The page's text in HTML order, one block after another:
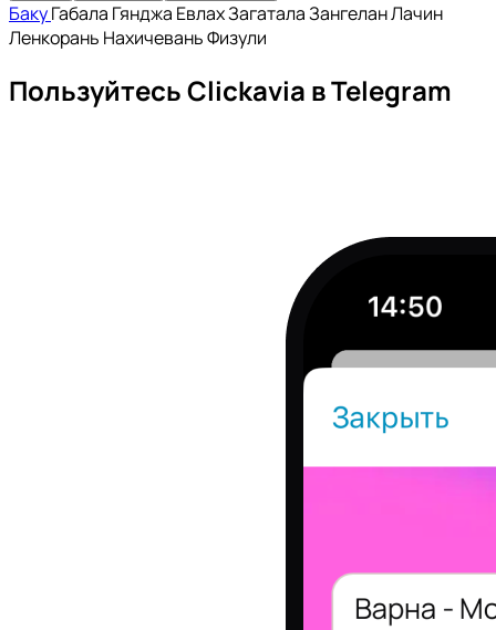
БакуГабала Гянджа ЕвлахЗагаталаЗангеланЛачин
Ленкорань НахичеваньФизули
Пользуйтесь Clickavia в Telegram